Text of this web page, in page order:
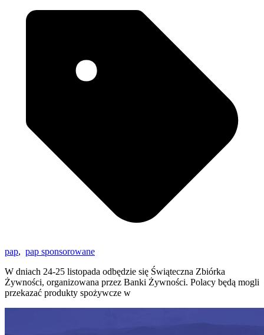
pap, pap sponsorowane
W dniach 24-25 listopada odbędzie się Świąteczna Zbiórka
Żywności, organizowana przez Banki Żywności. Polacy będą mogli
przekazać produkty spożywcze w